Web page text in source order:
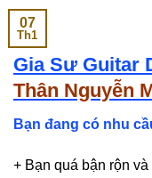
07
Th1
Gia Sư Guitar
Thân Nguyễn
Bạn đang có nhu
+ Bạn quá bận rộn